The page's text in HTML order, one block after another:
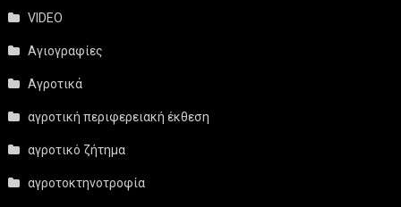
VIDEO
Αγιογραφίες
Αγροτικά
αγροτική περιφερειακή έκθεση
αγροτικό ζήτημα
αγροτοκτηνοτροφία